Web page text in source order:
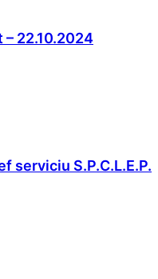
22.10.2024
serviciu S.P.C.L.E.P.